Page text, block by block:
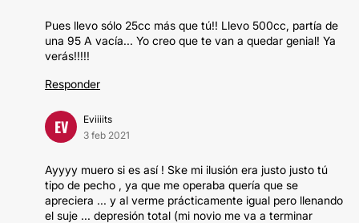
Pues llevo sólo 25cc más que tú!! Llevo 500cc, partía de
una 95 A vacía... Yo creo que te van a quedar genial! Ya
verás!!!!!
Responder
EV
Eviiiits
3 feb 2021
Ayyyy muero si es así ! Ske mi ilusión era justo justo tú
tipo de pecho , ya que me operaba quería que se
apreciera ... y al verme prácticamente igual pero llenando
el suje ... depresión total (mi novio me va a terminar